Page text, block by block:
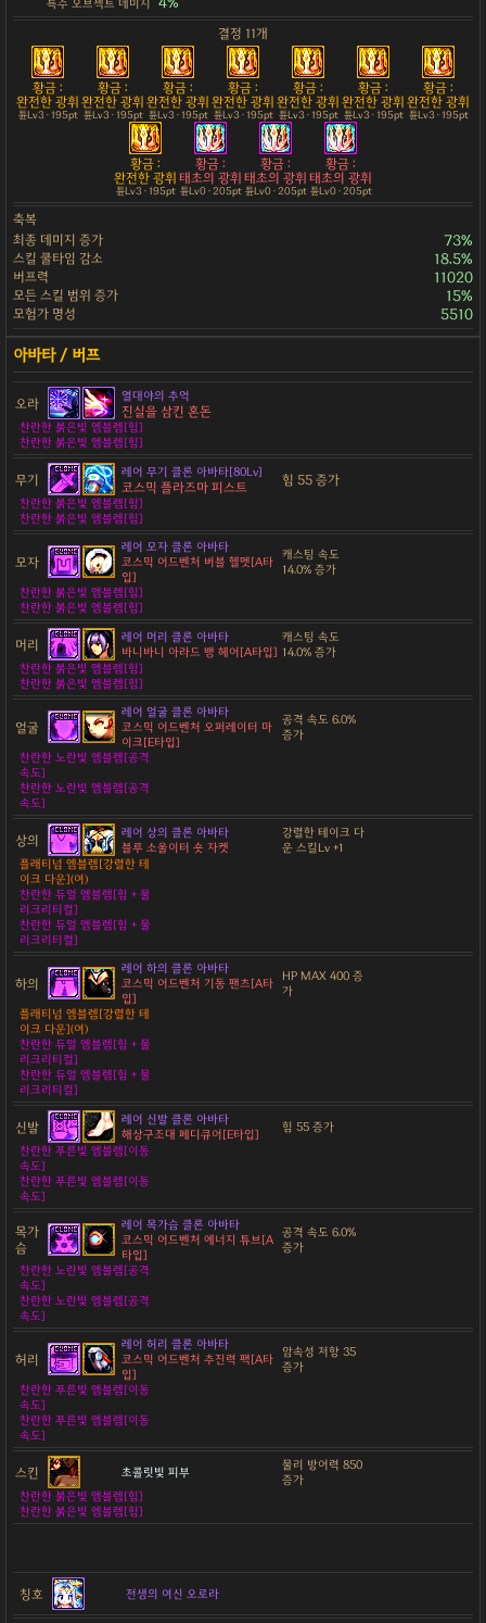
특수 오브젝트 데미지
결정 11개
황금 :
완전한 광휘
튠Lv3 · 195pt
황금 :
완전한 광휘
튠Lv3 · 195pt
황금 :
완전한 광휘
튠Lv3 · 195pt
황금 :
완전한 광휘
튠Lv3 · 195pt
황금 :
완전한 광휘
튠Lv3 · 195pt
황금 :
완전한 광휘
튠Lv3 · 195pt
황금 :
완전한 광휘
튠Lv3 · 195pt
황금 :
완전한 광휘
튠Lv3 · 195pt
황금 :
태초의 광휘
튠Lv0 · 205pt
황금 :
태초의 광휘
튠Lv0 · 205pt
황금 :
태초의 광휘
튠Lv0 · 205pt
축복
최종 데미지 증가
73%
스킬 쿨타임 감소 18.5%
버프력 11020
모든 스킬 범위 증가 15%
모험가 명성 5510
오라 열대야의 추억
진실을 삼킨 혼돈
찬란한 붉은빛 엠블렘[힘]
찬란한 붉은빛 엠블렘[힘]
무기 레어 무기 클론 아바타[80Lv]
코스믹 플라즈마 피스트 힘 55 증가
찬란한 붉은빛 엠블렘[힘]
찬란한 붉은빛 엠블렘[힘]
모자
레어 모자 클론 아바타
코스믹 어드벤처 버블 헬멧[A타
입]
캐스팅 속도
14.0% 증가
찬란한 붉은빛 엠블렘[힘]
찬란한 붉은빛 엠블렘[힘]
머리
레어 머리 클론 아바타
바니바니 아라드 뱅 헤어[A타입]
캐스팅 속도
14.0% 증가
찬란한 붉은빛 엠블렘[힘]
찬란한 붉은빛 엠블렘[힘]
얼굴
레어 얼굴 클론 아바타
코스믹 어드벤처 오퍼레이터 마
이크[E타입]
공격 속도 6.0%
증가
찬란한 노란빛 엠블렘[공격
속도]
찬란한 노란빛 엠블렘[공격
속도]
상의
레어 상의 클론 아바타
블루 소울이터 숏 자켓
강렬한 테이크 다
운 스킬Lv +1
플래티넘 엠블렘[강렬한 테
이크 다운](여)
찬란한 듀얼 엠블렘[힘 + 물
리크리티컬]
찬란한 듀얼 엠블렘[힘 + 물
리크리티컬]
하의
레어 하의 클론 아바타
코스믹 어드벤처 기동 팬츠[A타
입]
HP MAX 400 증
가
플래티넘 엠블렘[강렬한 테
이크 다운](여)
찬란한 듀얼 엠블렘[힘 + 물
리크리티컬]
찬란한 듀얼 엠블렘[힘 + 물
리크리티컬]
신발
레어 신발 클론 아바타
해상구조대 페디큐어[E타입]
힘 55 증가
찬란한 푸른빛 엠블렘[이동
속도]
찬란한 푸른빛 엠블렘[이동
속도]
목가
슴
레어 목가슴 클론 아바타
코스믹 어드벤처 에너지 튜브[A
타입]
공격 속도 6.0%
증가
찬란한 노란빛 엠블렘[공격
속도]
찬란한 노란빛 엠블렘[공격
속도]
허리
레어 허리 클론 아바타
코스믹 어드벤처 추진력 팩[A타
입]
암속성 저항 35
증가
찬란한 푸른빛 엠블렘[이동
속도]
찬란한 푸른빛 엠블렘[이동
속도]
스킨 초콜릿빛 피부
물리 방어력 850
증가
찬란한 붉은빛 엠블렘[힘]
찬란한 붉은빛 엠블렘[힘]
칭호 전생의 여신 오로라